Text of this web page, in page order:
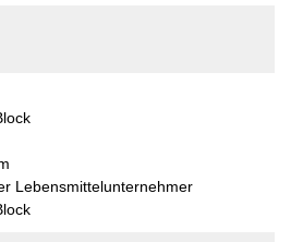
Lebensmittelunternehmer